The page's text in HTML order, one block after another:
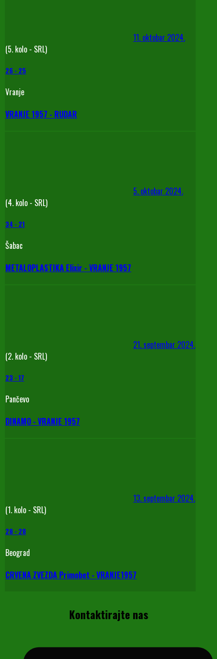
11. oktobar 2024.
(5. kolo - SRL)
26 - 25
Vranje
VRANJE 1957 - RUDAR
5. oktobar 2024.
(4. kolo - SRL)
34 - 21
Šabac
METALOPLASTIKA Elixir - VRANJE 1957
21. septembar 2024.
(2. kolo - SRL)
23 - 17
Pančevo
DINAMO - VRANJE 1957
13. septembar 2024.
(1. kolo - SRL)
28 - 28
Beograd
CRVENA ZVEZDA Primobet - VRANJE1957
Kontaktirajte nas